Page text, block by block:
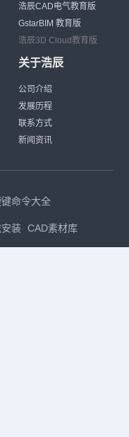
浩辰CAD电气教育版
GstarBIM 教育版
浩辰3D Cloud教育版
关于浩辰
公司介绍
发展历程
联系方式
新闻资讯
命令大全
装 CAD素材库